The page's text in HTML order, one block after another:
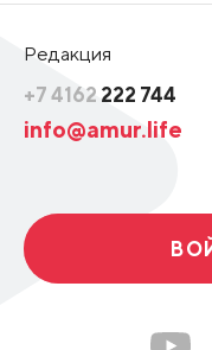
Редакция
+7 4162 222 744
info@amur.life